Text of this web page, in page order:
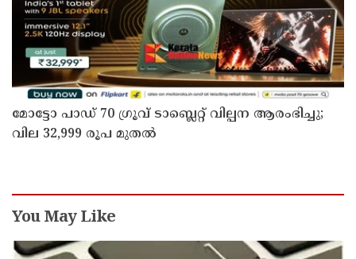
മോട്ടോ പാഡ് 70 ഗ്രൂവ് ടാബ്ലെറ്റ് വില്പന ആരംഭിച്ചു;
വില 32,999 രൂപ മുതൽ
You May Like